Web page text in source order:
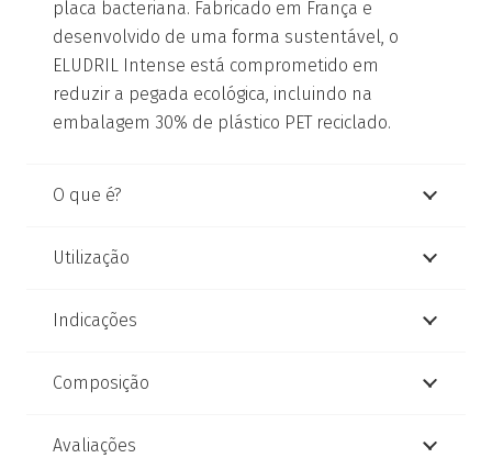
placa bacteriana. Fabricado em França e
desenvolvido de uma forma sustentável, o
ELUDRIL Intense está comprometido em
reduzir a pegada ecológica, incluindo na
embalagem 30% de plástico PET reciclado.
O que é?
Utilização
Indicações
Composição
Avaliações